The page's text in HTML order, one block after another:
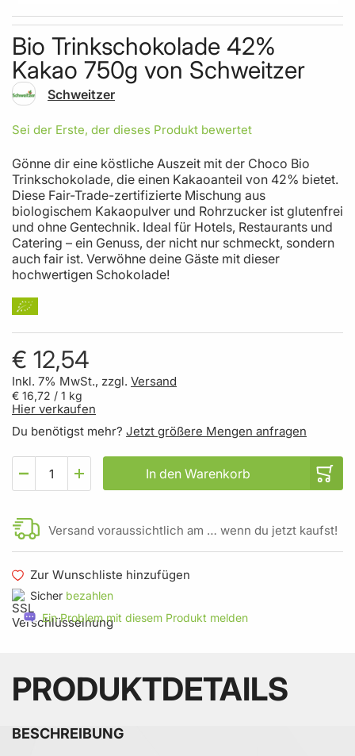
Skip to the beginning of the images gallery
Bio Trinkschokolade 42%
Kakao 750g von Schweitzer
Schweitzer
Sei der Erste, der dieses Produkt bewertet
Gönne dir eine köstliche Auszeit mit der Choco Bio
Trinkschokolade, die einen Kakaoanteil von 42% bietet.
Diese Fair-Trade-zertifizierte Mischung aus
biologischem Kakaopulver und Rohrzucker ist glutenfrei
und ohne Gentechnik. Ideal für Hotels, Restaurants und
Catering – ein Genuss, der nicht nur schmeckt, sondern
auch fair ist. Verwöhne deine Gäste mit dieser
hochwertigen Schokolade!
€ 12,54
Inkl. 7% MwSt., zzgl. Versand
€ 16,72 / 1 kg
Hier verkaufen
Du benötigst mehr? Jetzt größere Mengen anfragen
In den Warenkorb
Versand voraussichtlich am … wenn du jetzt kaufst!
Zur Wunschliste hinzufügen
Sicher bezahlen
Ein Problem mit diesem Produkt melden
PRODUKTDETAILS
BESCHREIBUNG